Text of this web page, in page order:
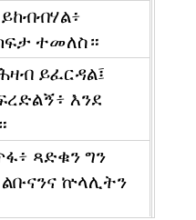
ተመለስ።
ይፈርዳል፤
እንደ
ጻድቁን ግን
ኵላሊትን